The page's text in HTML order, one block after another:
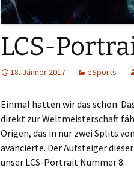
LCS-
18. Jänner 2017 eSports
Einmal hatten wir das schon.
direkt zur Weltmeisterschaft
Origen, das in nur zwei Splits
avancierte. Der Aufsteiger
unser LCS-Portrait Nummer 8.